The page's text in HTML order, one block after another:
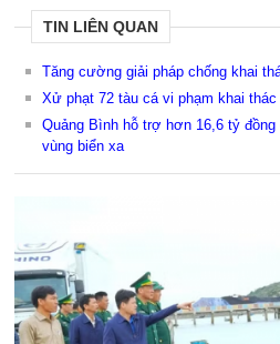
TIN LIÊN QUAN
Tăng cường giải pháp chống khai
Xử phạt 72 tàu cá vi phạm khai
Quảng Bình hỗ trợ hơn 16,6 tỷ
vùng biển xa